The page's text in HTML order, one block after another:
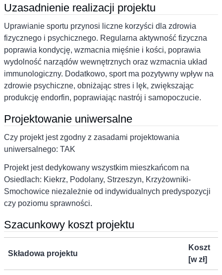
Uzasadnienie realizacji projektu
Uprawianie sportu przynosi liczne korzyści dla zdrowia
fizycznego i psychicznego. Regularna aktywność fizyczna
poprawia kondycję, wzmacnia mięśnie i kości, poprawia
wydolność narządów wewnętrznych oraz wzmacnia układ
immunologiczny. Dodatkowo, sport ma pozytywny wpływ na
zdrowie psychiczne, obniżając stres i lęk, zwiększając
produkcję endorfin, poprawiając nastrój i samopoczucie.
Projektowanie uniwersalne
Czy projekt jest zgodny z zasadami projektowania
uniwersalnego: TAK
Projekt jest dedykowany wszystkim mieszkańcom na
Osiedlach: Kiekrz, Podolany, Strzeszyn, Krzyżowniki-
Smochowice niezależnie od indywidualnych predyspozycji
czy poziomu sprawności.
Szacunkowy koszt projektu
Składowa projektu
Koszt
[w zł]